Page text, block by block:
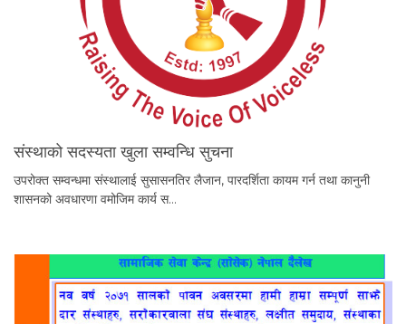
संस्थाको सदस्यता खुला सम्वन्धि सुचना
उपरोक्त सम्वन्धमा संस्थालाई सुसासनतिर लैजान, पारदर्शिता कायम गर्न तथा कानुनी
शासनको अवधारणा वमोजिम कार्य स…